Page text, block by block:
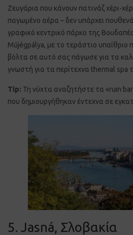
Ζευγάρια που κάνουν πατινάζ χέρι-
παγωμένο αέρα – δεν υπάρχει
γραφικό κεντρικό πάρκο της
Műjégpálya, με το τεράστιο υπαίθριο
βόλτα σε αυτό σας πάγωσε για τα
γνωστή για τα περίτεχνα thermal spa
Tip: Τη νύχτα αναζητήστε τα «ruin
που δημιουργήθηκαν έντεχνα σε
5. Jasná, Σλοβακία